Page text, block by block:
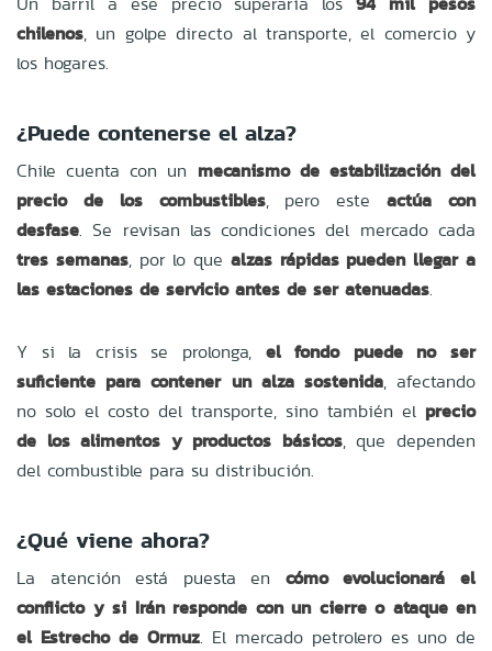
chilenos, un golpe directo al transporte, el comercio y
los hogares.
¿Puede contenerse el alza?
Chile cuenta con un mecanismo de estabilización del
precio de los combustibles, pero esteactúa con
desfase. Se revisan las condiciones del mercado cada
tres semanas, por lo que alzas rápidas pueden llegar a
las estaciones de servicio antes de ser atenuadas.
Y si la crisis se prolonga, el fondo puede no ser
suficiente para contener un alza sostenida, afectando
no solo el costo del transporte, sino también el precio
de los alimentos y productos básicos, que dependen
del combustible para su distribución.
¿Qué viene ahora?
La atención está puesta en cómo evolucionará el
conflicto y si Irán responde con un cierre o ataque en
el Estrecho de Ormuz. El mercado petrolero es uno de